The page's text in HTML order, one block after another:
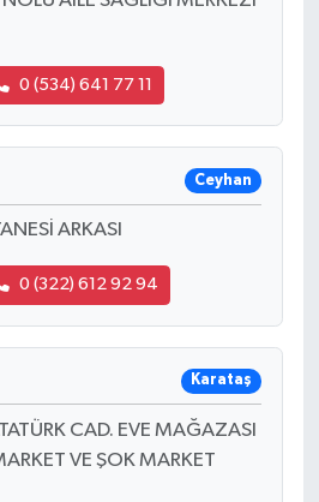
0 (534) 641 77 11
Ceyhan
ARKASI
0 (322) 612 92 94
Karataş
CAD. EVE MAĞAZASI
VE ŞOK MARKET